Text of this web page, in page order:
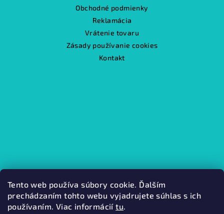
Tento web používa súbory cookie. Ďalším
prechádzaním tohto webu vyjadrujete súhlas s ich
používaním. Viac informáciítu.
Obchodné podmienky
Reklamácia
Vrátenie tovaru
Zásady používanie cookies
Kontakt